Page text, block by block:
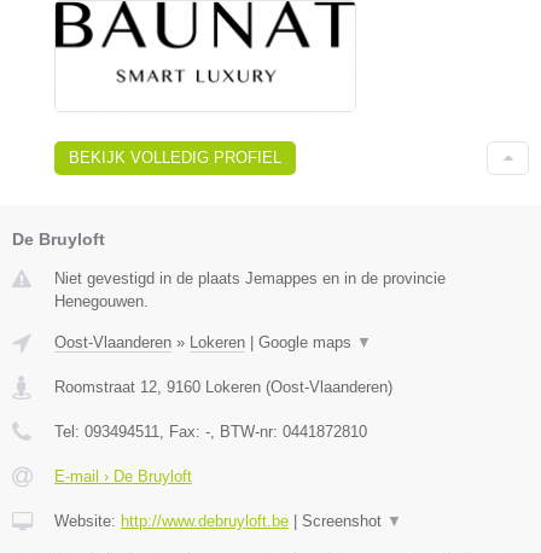
BEKIJK VOLLEDIG PROFIEL
De Bruyloft
Niet gevestigd in de plaats Jemappes en in de provincie
Henegouwen.
Oost-Vlaanderen » Lokeren Google maps ▼
Roomstraat 12, 9160 Lokeren (Oost-Vlaanderen)
Tel: 093494511, Fax: -, BTW-nr: 0441872810
E-mail › De Bruyloft
Website: http://www.debruyloft.be Screenshot ▼